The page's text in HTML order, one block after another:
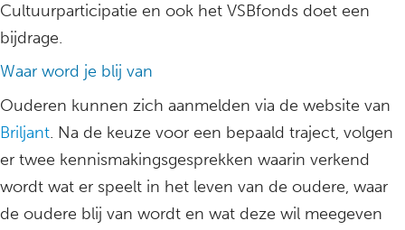
Cultuurparticipatie en ook het VSBfonds doet een
bijdrage.
Waar word je blij van
Ouderen kunnen zich aanmelden via de website van
Briljant. Na de keuze voor een bepaald traject, volgen
er twee kennismakingsgesprekken waarin verkend
wordt wat er speelt in het leven van de oudere, waar
de oudere blij van wordt en wat deze wil meegeven